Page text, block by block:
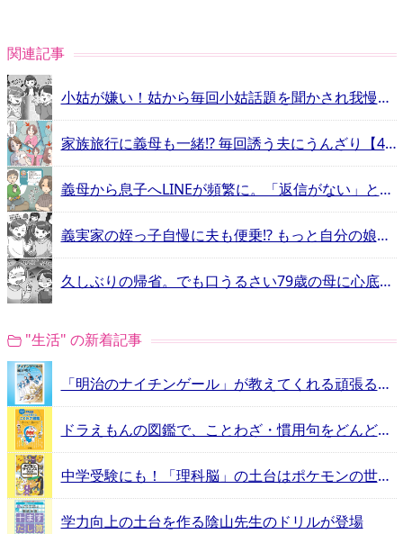
関連記事
小姑が嫌い！姑から毎回小姑話題を聞かされ我慢できない
家族旅行に義母も一緒!? 毎回誘う夫にうんざり【4コマ漫画】
義母から息子へLINEが頻繁に。「返信がない」と私に文句が！
義実家の姪っ子自慢に夫も便乗!? もっと自分の娘のことを見て！
久しぶりの帰省。でも口うるさい79歳の母に心底疲れた…
"生活" の新着記事
「明治のナイチンゲール」が教えてくれる頑張るヒントとは？
ドラえもんの図鑑で、ことわざ・慣用句をどんどん覚えよう！
中学受験にも！「理科脳」の土台はポケモンの世界にあった
学力向上の土台を作る陰山先生のドリルが登場